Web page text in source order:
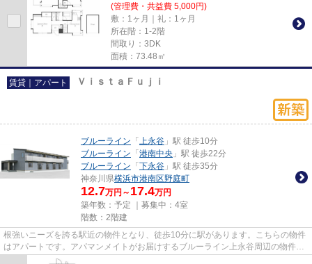
(管理費・共益費 5,000円)
敷：1ヶ月｜礼：1ヶ月
所在階：1-2階
間取り：3DK
面積：73.48㎡
賃貸｜アパート ＶｉｓｔａＦｕｊｉ
ブルーライン 「 上永谷 」駅 徒歩10分
ブルーライン 「 港南中央 」駅 徒歩22分
ブルーライン 「 下永谷 」駅 徒歩35分
神奈川県横浜市港南区野庭町
12.7万円～ 17.4万円
築年数：予定 ｜募集中： 4室
階数：2階建
根強いニーズを誇る駅近の物件となり、徒歩10分に駅があります。こちらの物件
はアパートです。アパマンメイトがお届けするブルーライン上永谷周辺の物件の
詳細は、045-438-9891かinfo@...